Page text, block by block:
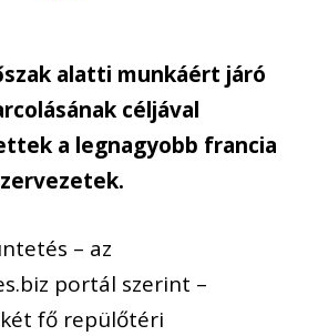
alatti munkáért járó
céljával
a legnagyobb francia
– az
portál szerint –
fő repülőtéri